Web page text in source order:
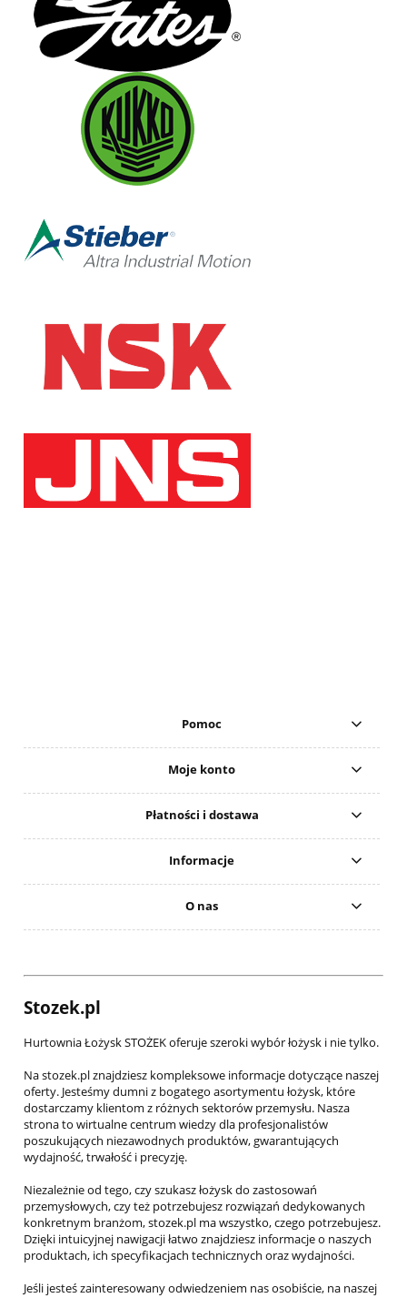
Pomoc
Moje konto
Płatności i dostawa
Informacje
O nas
Stozek.pl
Hurtownia Łożysk STOŻEK oferuje szeroki wybór łożysk i nie tylko.
Na stozek.pl znajdziesz kompleksowe informacje dotyczące naszej
oferty. Jesteśmy dumni z bogatego asortymentu łożysk, które
dostarczamy klientom z różnych sektorów przemysłu. Nasza
strona to wirtualne centrum wiedzy dla profesjonalistów
poszukujących niezawodnych produktów, gwarantujących
wydajność, trwałość i precyzję.
Niezależnie od tego, czy szukasz łożysk do zastosowań
przemysłowych, czy też potrzebujesz rozwiązań dedykowanych
konkretnym branżom, stozek.pl ma wszystko, czego potrzebujesz.
Dzięki intuicyjnej nawigacji łatwo znajdziesz informacje o naszych
produktach, ich specyfikacjach technicznych oraz wydajności.
Jeśli jesteś zainteresowany odwiedzeniem nas osobiście, na naszej